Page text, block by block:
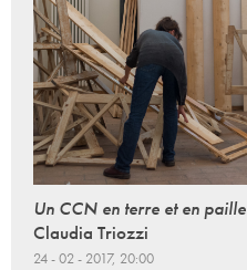
Un CCN en terre et en paille
Claudia Triozzi
24 - 02 - 2017, 20:00